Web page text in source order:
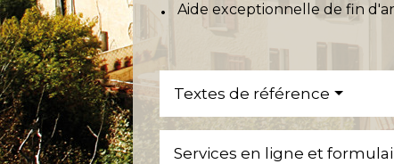
Aide exceptionnelle de fin
Textes de référence
Services en ligne et